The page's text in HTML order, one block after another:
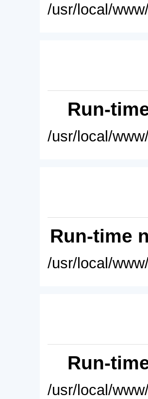
/usr/local/
Run-
/usr/local/
Run-time
/usr/local/
Run-
/usr/local/